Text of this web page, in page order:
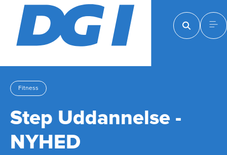
Fitness
Step Uddannelse -
NYHED